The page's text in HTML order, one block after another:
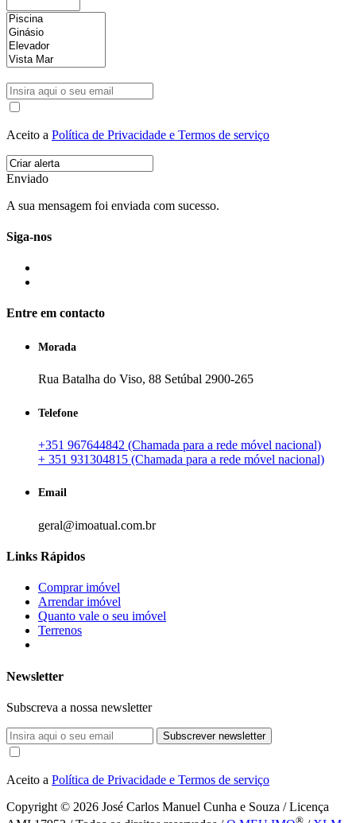
Aceito a Política de Privacidade e Termos de serviço
Enviado
A sua mensagem foi enviada com sucesso.
Siga-nos
Entre em contacto
Morada
Rua Batalha do Viso, 88 Setúbal 2900-265
Telefone
+351 967644842 (Chamada para a rede móvel nacional)
+ 351 931304815 (Chamada para a rede móvel nacional)
Email
geral@imoatual.com.br
Links Rápidos
Comprar imóvel
Arrendar imóvel
Quanto vale o seu imóvel
Terrenos
Newsletter
Subscreva a nossa newsletter
Subscrever newsletter
Aceito a Política de Privacidade e Termos de serviço
Copyright © 2026 José Carlos Manuel Cunha e Souza / Licença
®